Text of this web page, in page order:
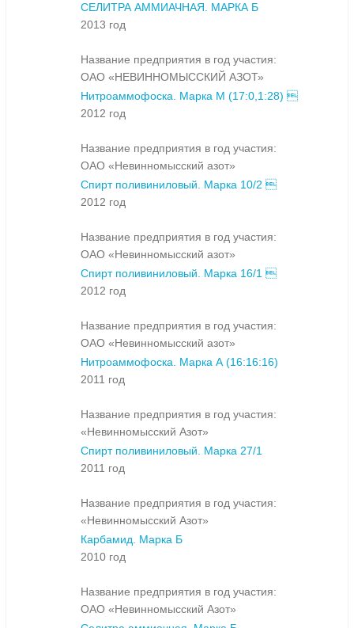
СЕЛИТРА АММИАЧНАЯ. МАРКА Б
2013 год
Название предприятия в год участия:
ОАО «НЕВИННОМЫССКИЙ АЗОТ»
Нитроаммофоска. Марка М (17:0,1:28) 
2012 год
Название предприятия в год участия:
ОАО «Невинномысский азот»
Спирт поливиниловый. Марка 10/2 
2012 год
Название предприятия в год участия:
ОАО «Невинномысский азот»
Спирт поливиниловый. Марка 16/1 
2012 год
Название предприятия в год участия:
ОАО «Невинномысский азот»
Нитроаммофоска. Марка А (16:16:16)
2011 год
Название предприятия в год участия:
«Невинномысский Азот»
Спирт поливиниловый. Марка 27/1
2011 год
Название предприятия в год участия:
«Невинномысский Азот»
Карбамид. Марка Б
2010 год
Название предприятия в год участия:
ОАО «Невинномысский Азот»